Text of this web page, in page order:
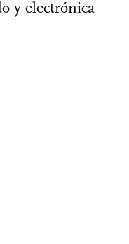
y electrónica